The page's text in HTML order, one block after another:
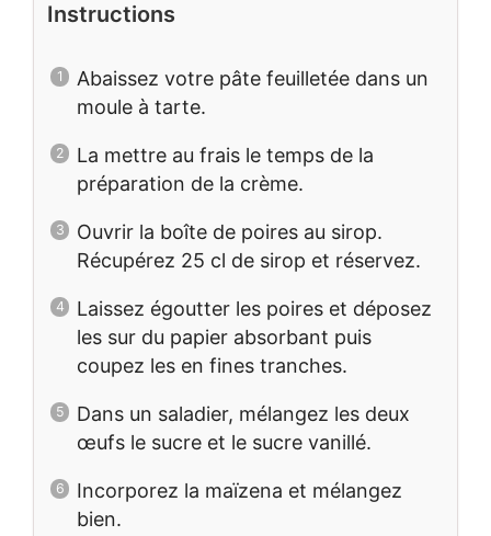
Instructions
Abaissez votre pâte feuilletée dans un
moule à tarte.
La mettre au frais le temps de la
préparation de la crème.
Ouvrir la boîte de poires au sirop.
Récupérez 25 cl de sirop et réservez.
Laissez égoutter les poires et déposez
les sur du papier absorbant puis
coupez les en fines tranches.
Dans un saladier, mélangez les deux
œufs le sucre et le sucre vanillé.
Incorporez la maïzena et mélangez
bien.